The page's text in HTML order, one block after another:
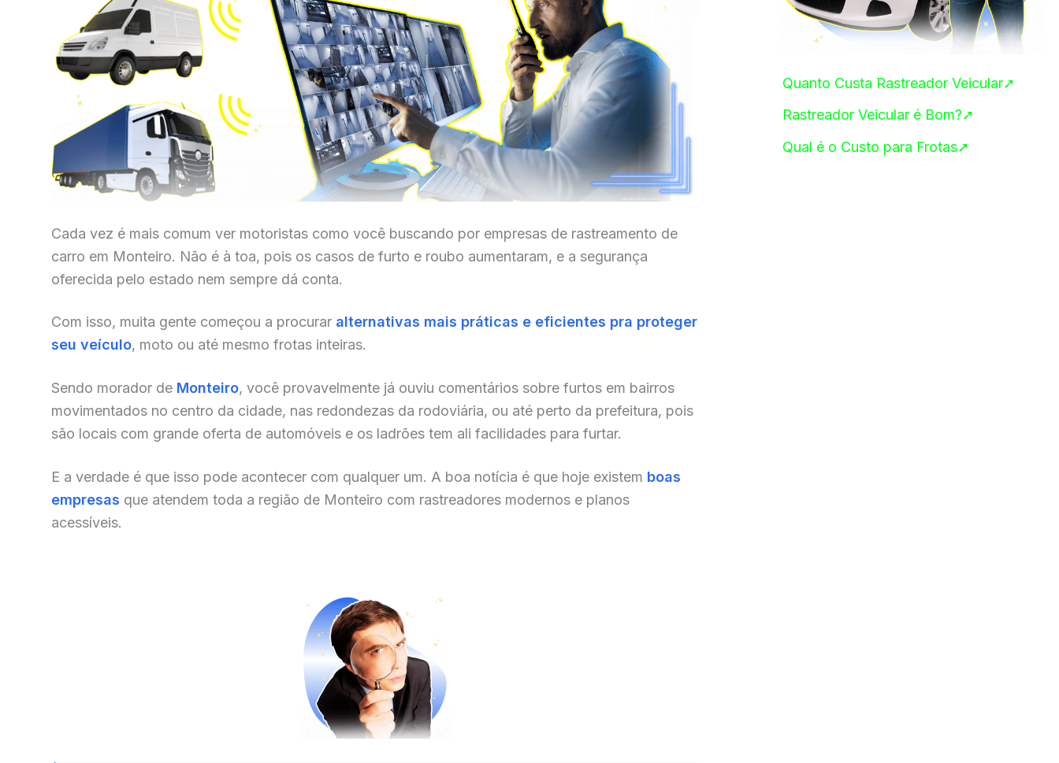
Cada vez é mais comum ver motoristas como você buscando por empresas de rastreamento de
carro em Monteiro. Não é à toa, pois os casos de furto e roubo aumentaram, e a segurança
oferecida pelo estado nem sempre dá conta.
Com isso, muita gente começou a procurar alternativas mais práticas e eficientes pra proteger
seu veículo, moto ou até mesmo frotas inteiras.
Sendo morador de Monteiro, você provavelmente já ouviu comentários sobre furtos em bairros
movimentados no centro da cidade, nas redondezas da rodoviária, ou até perto da prefeitura, pois
são locais com grande oferta de automóveis e os ladrões tem ali facilidades para furtar.
E a verdade é que isso pode acontecer com qualquer um. A boa notícia é que hoje existem boas
empresas que atendem toda a região de Monteiro com rastreadores modernos e planos
acessíveis.
Quanto Custa Rastreador Veicular➚
Rastreador Veicular é Bom?➚
Qual é o Custo para Frotas➚